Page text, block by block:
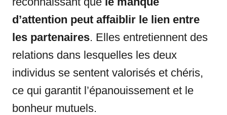
d’attention peut affaiblir le lien entre
les partenaires. Elles entretiennent des
relations dans lesquelles les deux
individus se sentent valorisés et chéris,
ce qui garantit l’épanouissement et le
bonheur mutuels.